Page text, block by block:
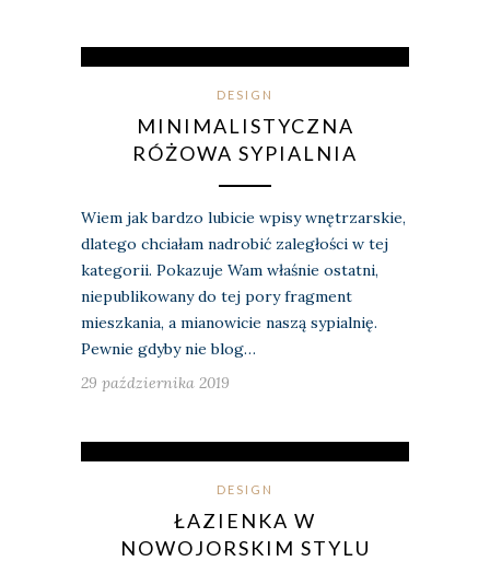
DESIGN
MINIMALISTYCZNA
RÓŻOWA SYPIALNIA
Wiem jak bardzo lubicie wpisy wnętrzarskie,
dlatego chciałam nadrobić zaległości w tej
kategorii. Pokazuje Wam właśnie ostatni,
niepublikowany do tej pory fragment
mieszkania, a mianowicie naszą sypialnię.
Pewnie gdyby nie blog…
29 października 2019
DESIGN
ŁAZIENKA W
NOWOJORSKIM STYLU